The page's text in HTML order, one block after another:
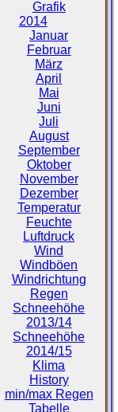
Grafik
2014
Januar
Februar
März
April
Mai
Juni
Juli
August
September
Oktober
November
Dezember
Temperatur
Feuchte
Luftdruck
Wind
Windböen
Windrichtung
Regen
Schneehöhe
2013/14
Schneehöhe
2014/15
Klima
History
min/max Regen
Tabelle